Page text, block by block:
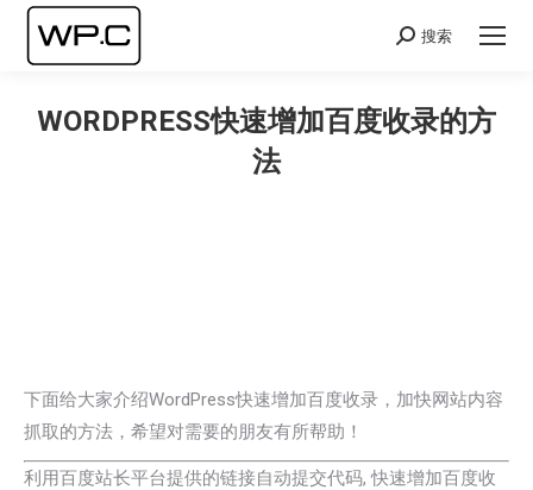
Search:
搜索
WORDPRESS快速增加百度收录的方
法
下面给大家介绍WordPress快速增加百度收录，加快网站内容
抓取的方法，希望对需要的朋友有所帮助！
利用百度站长平台提供的链接自动提交代码, 快速增加百度收